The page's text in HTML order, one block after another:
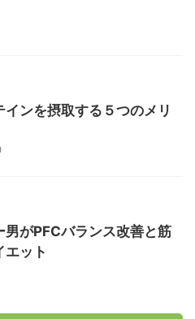
インを摂取する５つのメリ
男がPFCバランス改善と筋
エット